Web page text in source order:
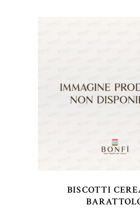
SCEGLI
BISCOTTI